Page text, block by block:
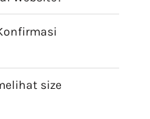
size